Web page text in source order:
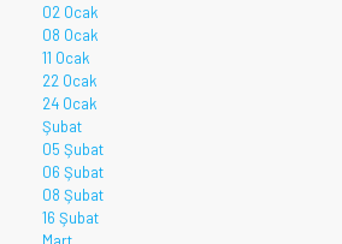
02 Ocak
08 Ocak
11 Ocak
22 Ocak
24 Ocak
Şubat
05 Şubat
06 Şubat
08 Şubat
16 Şubat
Mart